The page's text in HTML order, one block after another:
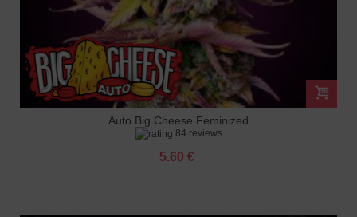
Auto Big Cheese Feminized
84 reviews
5.60 €